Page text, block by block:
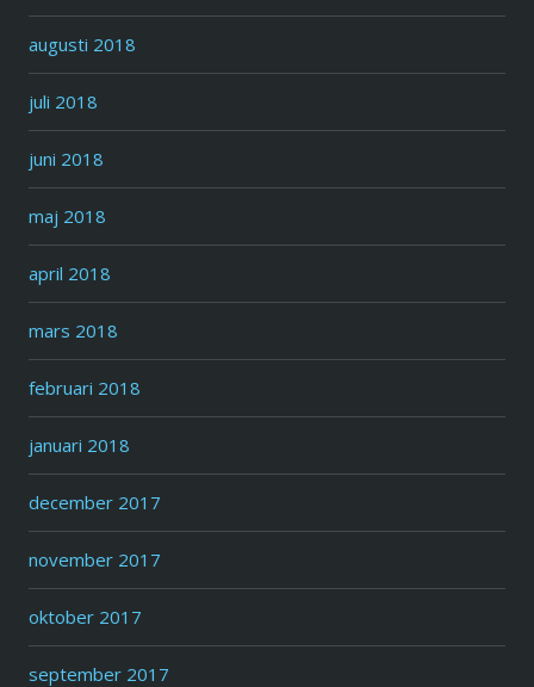
augusti 2018
juli 2018
juni 2018
maj 2018
april 2018
mars 2018
februari 2018
januari 2018
december 2017
november 2017
oktober 2017
september 2017